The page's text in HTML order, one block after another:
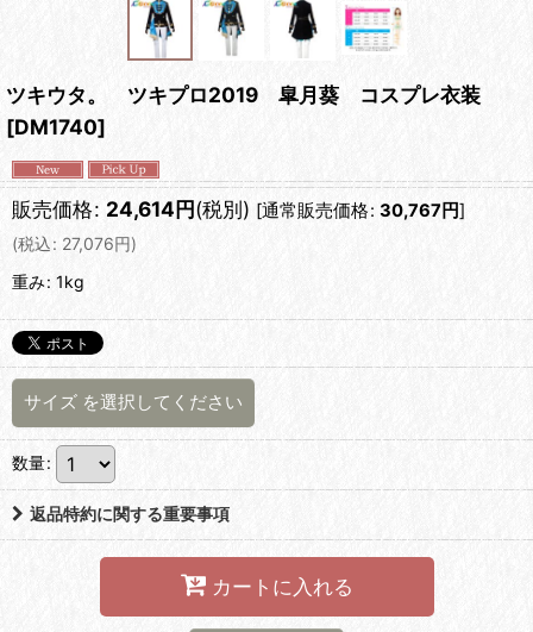
ツキウタ。 ツキプロ2019 皐月葵 コスプレ衣装
[DM1740]
販売価格: 24,614円(税別) [通常販売価格: 30,767 円]
(税込: 27,076円)
重み: 1kg
サイズ を選択してください
数量:
返品特約に関する重要事項
カートに入れる